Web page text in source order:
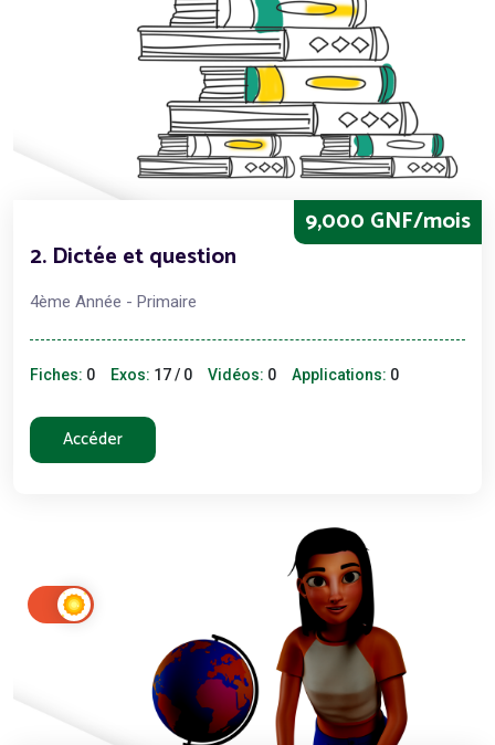
9,000 GNF/mois
2. Dictée et question
4ème Année - Primaire
Fiches: 0 Exos: 17 / 0 Vidéos: 0 Applications: 0
Accéder